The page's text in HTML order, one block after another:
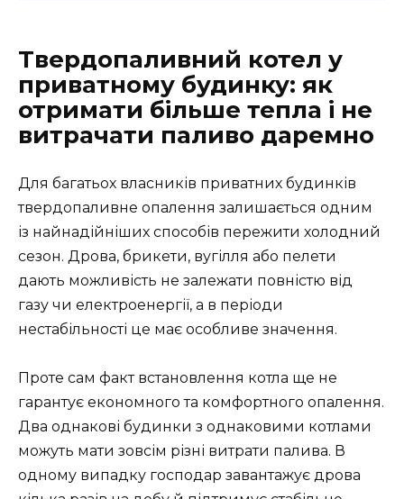
Твердопаливний котел у
приватному будинку: як
отримати більше тепла і не
витрачати паливо даремно
Для багатьох власників приватних будинків
твердопаливне опалення залишається одним
із найнадійніших способів пережити холодний
сезон. Дрова, брикети, вугілля або пелети
дають можливість не залежати повністю від
газу чи електроенергії, а в періоди
нестабільності це має особливе значення.
Проте сам факт встановлення котла ще не
гарантує економного та комфортного опалення.
Два однакові будинки з однаковими котлами
можуть мати зовсім різні витрати палива. В
одному випадку господар завантажує дрова